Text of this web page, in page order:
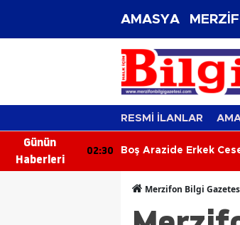
AMASYA
RESMİ İLANLAR
Günün
Haberleri
02:30
Boş Arazide Erkek
Merzifon Bilgi